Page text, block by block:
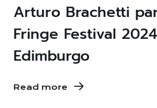
Arturo Brachetti
Fringe Festival
Edimburgo
Read more